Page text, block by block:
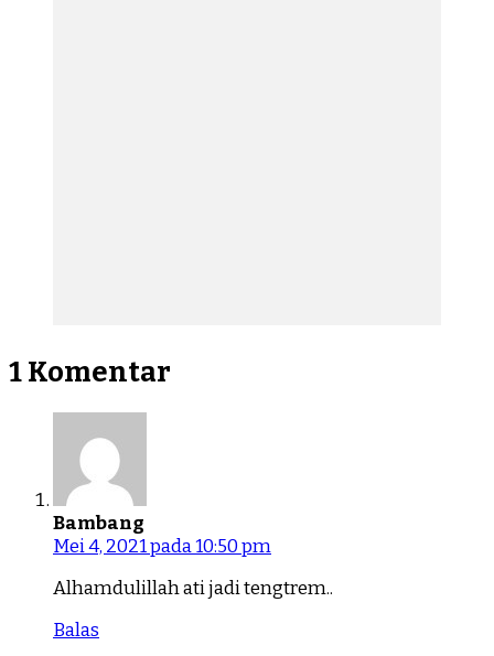
1 Komentar
Bambang
Mei 4, 2021 pada 10:50 pm
Alhamdulillah ati jadi tengtrem..
Balas